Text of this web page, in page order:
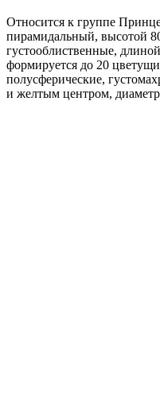
Относится к группе
пирамидальный, высотой
густооблиственные,
формируется до 20
полусферические,
и желтым центром,